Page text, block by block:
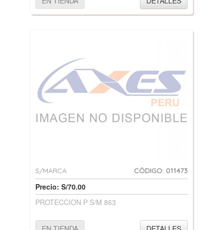
S/MARCA CÓDIGO: 011473
Precio: S/70.00
PROTECCION P S/M 863